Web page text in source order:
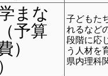
まな
予算
）
子どもた
れるなど
段階に応
う人材を
県内理科